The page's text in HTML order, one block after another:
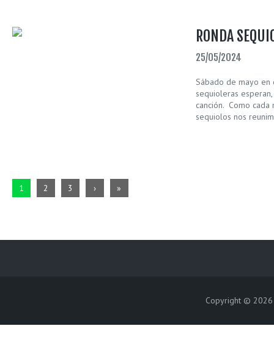
RONDA
25/05/2024
Sábado de mayo en
sequioleras
canción. Como
sequiolos nos
1 2 3 › »
Copyright ©